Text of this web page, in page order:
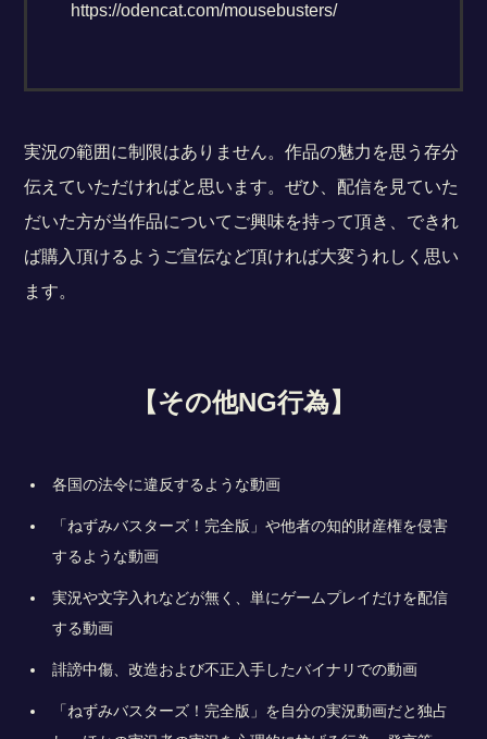
https://odencat.com/mousebusters/
​実況の範囲に制限はありません。作品の魅力を思う存分
伝えていただければと思います。ぜひ、配信を見ていた
だいた方が当作品についてご興味を持って頂き、できれ
ば購入頂けるようご宣伝など頂ければ大変うれしく思い
ます。
【その他NG行為】
各国の法令に違反するような動画
「ねずみバスターズ！完全版」や他者の知的財産権を侵害
するような動画
実況や文字入れなどが無く、単にゲームプレイだけを配信
する動画
誹謗中傷、改造および不正入手したバイナリでの動画
「ねずみバスターズ！完全版」を自分の実況動画だと独占